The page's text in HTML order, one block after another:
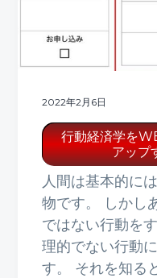
2022年2月6日
行動経済学を
アップ
人間は基本的に
物です。 しかし
ではない行動を
理的でない行動
す。 それを知る